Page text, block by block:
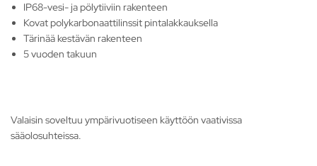
IP68-vesi- ja pölytiiviin rakenteen
Kovat polykarbonaattilinssit pintalakkauksella
Tärinää kestävän rakenteen
5 vuoden takuun
Valaisin soveltuu ympärivuotiseen käyttöön vaativissa
sääolosuhteissa.